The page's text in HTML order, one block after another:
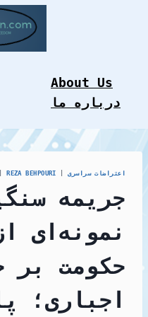
About Us
درباره ما
REZA BEHPOURI |اعتراضات سراسری
جریمه
نمونه‌ای
حکومت بر
اجباری؛